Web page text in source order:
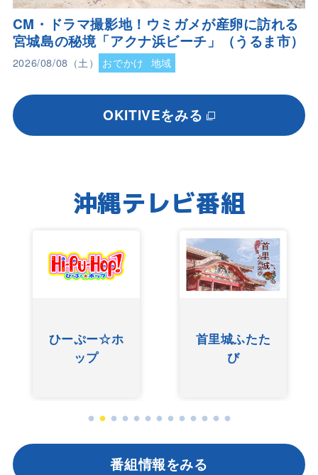
CM・ドラマ撮影地！ウミガメが産卵に訪れる
宮城島の秘境「アクナ浜ビーチ」（うるま市）
2026/08/08（土） おでかけ 地域
OKITIVEをみる
沖縄テレビ番組
ひーぷー☆ホ
ップ
首里城ふたた
び
番組情報をみる